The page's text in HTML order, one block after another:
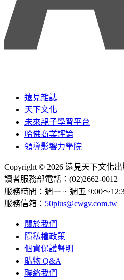
遠見雜誌
天下文化
未來親子學習平台
哈佛商業評論
領導影響力學院
Copyright © 2026 遠見天下文化
讀者服務部電話：(02)2662-0012
服務時間：週一 ~ 週五 9:00～
服務信箱： 50plus@cwgv.com.tw
關於我們
隱私權政策
個資保護聲明
購物 Q&A
聯絡我們